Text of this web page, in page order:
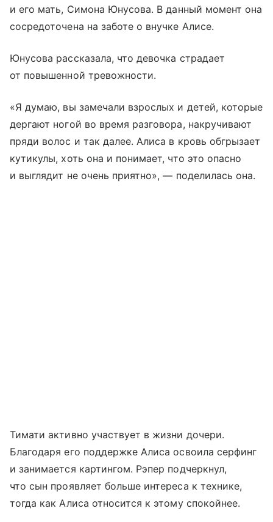
и его мать, Симона Юнусова. В данный момент она
сосредоточена на заботе о внучке Алисе.
Юнусова рассказала, что девочка страдает
от повышенной тревожности.
«Я думаю, вы замечали взрослых и детей, которые
дергают ногой во время разговора, накручивают
пряди волос и так далее. Алиса в кровь обгрызает
кутикулы, хоть она и понимает, что это опасно
и выглядит не очень приятно», — поделилась она.
Тимати активно участвует в жизни дочери.
Благодаря его поддержке Алиса освоила серфинг
и занимается картингом. Рэпер подчеркнул,
что сын проявляет больше интереса к технике,
тогда как Алиса относится к этому спокойнее.